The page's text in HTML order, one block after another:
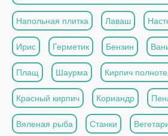
Напольная плитка Лаваш
Ирис Герметик Бензин
Плащ Шаурма Кирпич
Красный кирпич Кориандр
Вяленая рыба Станки